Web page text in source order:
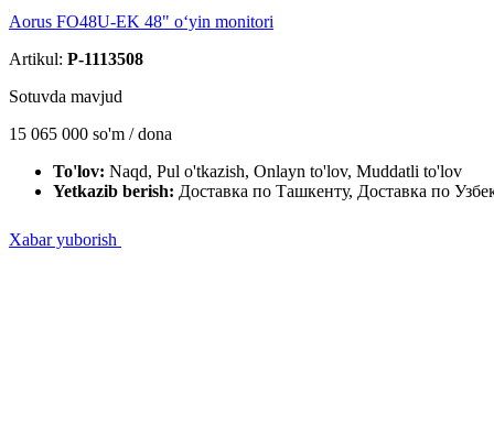
Aorus FO48U-EK 48" o‘yin monitori
Artikul: P-1113508
Sotuvda mavjud
15 065 000 so'm / dona
To'lov: Naqd, Pul o'tkazish, Onlayn to'lov, Muddatli to'lov
Yetkazib berish: Доставка по Ташкенту, Доставка по
Xabar yuborish